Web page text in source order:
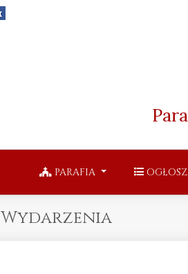
PARAFIA
Wydarzenia